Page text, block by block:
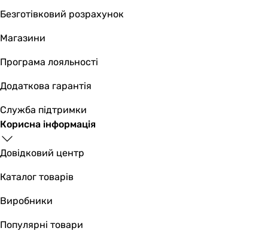
Безготівковий розрахунок
Магазини
Програма лояльності
Додаткова гарантія
Служба підтримки
Корисна інформація
Довідковий центр
Каталог товарів
Виробники
Популярні товари